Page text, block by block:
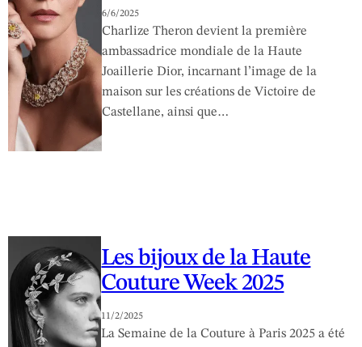
6/6/2025
Charlize Theron devient la première
ambassadrice mondiale de la Haute
Joaillerie Dior, incarnant l’image de la
maison sur les créations de Victoire de
Castellane, ainsi que…
Les bijoux de la Haute
Couture Week 2025
11/2/2025
La Semaine de la Couture à Paris 2025 a été